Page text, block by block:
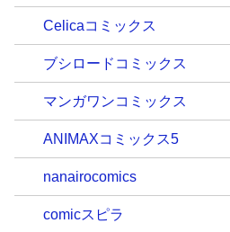
Celicaコミックス
ブシロードコミックス
マンガワンコミックス
ANIMAXコミックス5
nanairocomics
comicスピラ